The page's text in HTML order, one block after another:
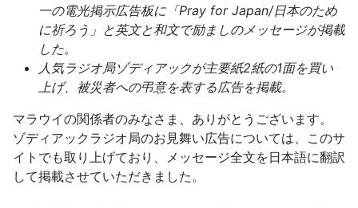
一の電光掲示広告板に「Pray for Japan/日本のため
に祈ろう」と英文と和文で励ましのメッセージが掲載
した。
人気ラジオ局ゾディアックが主要紙2紙の1面を買い
上げ、被災者への弔意を表する広告を掲載。
マラウイの関係者のみなさま、ありがとうございます。
ゾディアックラジオ局のお見舞い広告については、このサ
イトでも取り上げており、メッセージ全文を日本語に翻訳
して掲載させていただきました。